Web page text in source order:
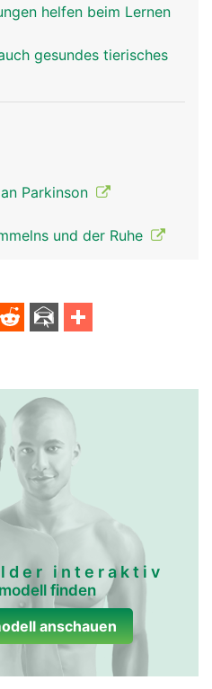
helfen beim Lernen
gesundes tierisches
Parkinson
und der Ruhe
interaktiv
finden
anschauen